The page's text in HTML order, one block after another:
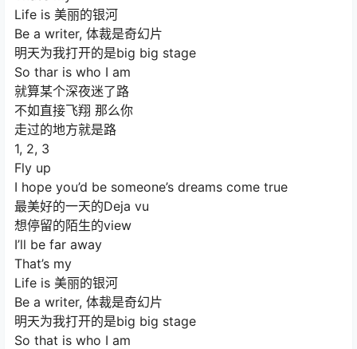
Life is 美丽的银河
Be a writer, 体裁是奇幻片
明天为我打开的是big big stage
So thar is who I am
就算某个深夜迷了路
不如直接飞翔 那么你
走过的地方就是路
1, 2, 3
Fly up
I hope you’d be someone’s dreams come true
最美好的一天的Deja vu
想停留的陌生的view
I’ll be far away
That’s my
Life is 美丽的银河
Be a writer, 体裁是奇幻片
明天为我打开的是big big stage
So that is who I am